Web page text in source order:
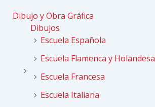
Dibujo y Obra Gráfica
Dibujos
Escuela Española
Escuela Flamenca y Holandesa
Escuela Francesa
Escuela Italiana